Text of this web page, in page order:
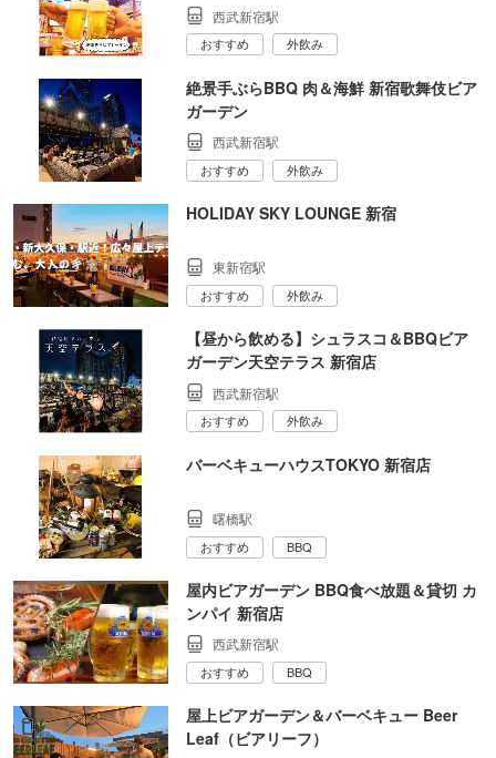
西武新宿駅
おすすめ 外飲み
絶景手ぶらBBQ 肉＆海鮮 新宿歌舞伎ビア
ガーデン
西武新宿駅
おすすめ 外飲み
HOLIDAY SKY LOUNGE 新宿
東新宿駅
おすすめ 外飲み
【昼から飲める】シュラスコ＆BBQビア
ガーデン天空テラス 新宿店
西武新宿駅
おすすめ 外飲み
バーベキューハウスTOKYO 新宿店
曙橋駅
おすすめ BBQ
屋内ビアガーデン BBQ食べ放題＆貸切 カ
ンパイ 新宿店
西武新宿駅
おすすめ BBQ
屋上ビアガーデン＆バーベキュー Beer
Leaf（ビアリーフ）